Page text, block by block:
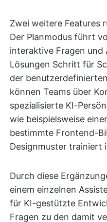
Zwei weitere Features
Der Planmodus führt
interaktive Fragen
Lösungen Schritt für
der
können Teams über
spezialisierte KI-
wie beispielsweise
bestimmte Frontend-
Designmuster trainiert
Durch diese
einem einzelnen
für KI-gestützte
Fragen zu den damit